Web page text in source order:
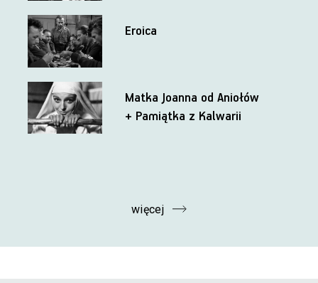
Eroica
Matka Joanna od Aniołów
+ Pamiątka z Kalwarii
więcej